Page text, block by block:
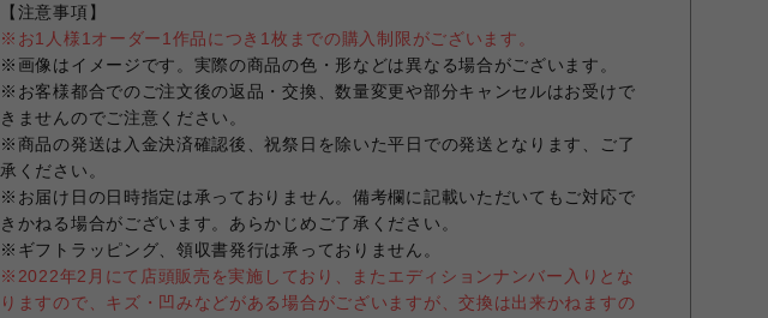
【注意事項】
※お1人様1オーダー1作品につき1枚までの購入制限がございます。
※画像はイメージです。実際の商品の色・形などは異なる場合がございます。
※お客様都合でのご注文後の返品・交換、数量変更や部分キャンセルはお受けで
きませんのでご注意ください。
※商品の発送は入金決済確認後、祝祭日を除いた平日での発送となります、ご了
承ください。
※お届け日の日時指定は承っておりません。備考欄に記載いただいてもご対応で
きかねる場合がございます。あらかじめご了承ください。
※ギフトラッピング、領収書発行は承っておりません。
※2022年2月にて店頭販売を実施しており、またエディションナンバー入りとな
りますので、キズ・凹みなどがある場合がございますが、交換は出来かねますの